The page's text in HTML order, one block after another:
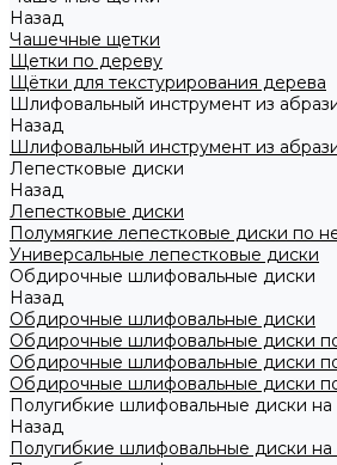
Назад
Чашечные щетки
Щетки по дереву
Щётки для текстурирования дерева
Шлифовальный инструмент из
Назад
Шлифовальный инструмент из
Лепестковые диски
Назад
Лепестковые диски
Полумягкие лепестковые диски по
Универсальные лепестковые диски
Обдирочные шлифовальные диски
Назад
Обдирочные шлифовальные диски
Обдирочные шлифовальные диски
Обдирочные шлифовальные диски
Обдирочные шлифовальные диски по
Полугибкие шлифовальные диски
Назад
Полугибкие шлифовальные диски